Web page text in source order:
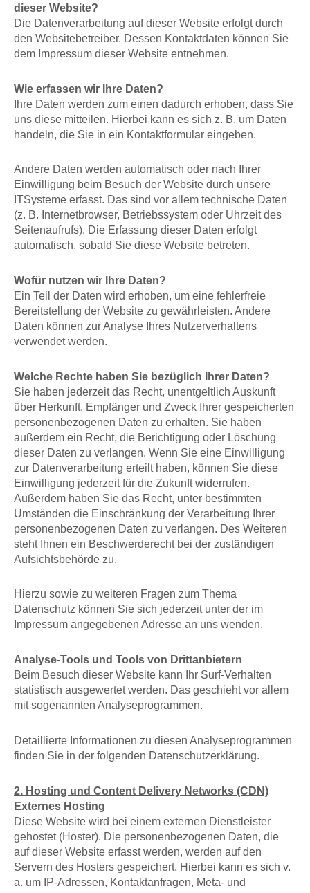
dieser Website?
Die Datenverarbeitung auf dieser Website erfolgt durch
den Websitebetreiber. Dessen Kontaktdaten können Sie
dem Impressum dieser Website entnehmen.
Wie erfassen wir Ihre Daten?
Ihre Daten werden zum einen dadurch erhoben, dass Sie
uns diese mitteilen. Hierbei kann es sich z. B. um Daten
handeln, die Sie in ein Kontaktformular eingeben.
Andere Daten werden automatisch oder nach Ihrer
Einwilligung beim Besuch der Website durch unsere
ITSysteme erfasst. Das sind vor allem technische Daten
(z. B. Internetbrowser, Betriebssystem oder Uhrzeit des
Seitenaufrufs). Die Erfassung dieser Daten erfolgt
automatisch, sobald Sie diese Website betreten.
Wofür nutzen wir Ihre Daten?
Ein Teil der Daten wird erhoben, um eine fehlerfreie
Bereitstellung der Website zu gewährleisten. Andere
Daten können zur Analyse Ihres Nutzerverhaltens
verwendet werden.
Welche Rechte haben Sie bezüglich Ihrer Daten?
Sie haben jederzeit das Recht, unentgeltlich Auskunft
über Herkunft, Empfänger und Zweck Ihrer gespeicherten
personenbezogenen Daten zu erhalten. Sie haben
außerdem ein Recht, die Berichtigung oder Löschung
dieser Daten zu verlangen. Wenn Sie eine Einwilligung
zur Datenverarbeitung erteilt haben, können Sie diese
Einwilligung jederzeit für die Zukunft widerrufen.
Außerdem haben Sie das Recht, unter bestimmten
Umständen die Einschränkung der Verarbeitung Ihrer
personenbezogenen Daten zu verlangen. Des Weiteren
steht Ihnen ein Beschwerderecht bei der zuständigen
Aufsichtsbehörde zu.
Hierzu sowie zu weiteren Fragen zum Thema
Datenschutz können Sie sich jederzeit unter der im
Impressum angegebenen Adresse an uns wenden.
Analyse-Tools und Tools von Drittanbietern
Beim Besuch dieser Website kann Ihr Surf-Verhalten
statistisch ausgewertet werden. Das geschieht vor allem
mit sogenannten Analyseprogrammen.
Detaillierte Informationen zu diesen Analyseprogrammen
finden Sie in der folgenden Datenschutzerklärung.
2. Hosting und Content Delivery Networks (CDN)
Externes Hosting
Diese Website wird bei einem externen Dienstleister
gehostet (Hoster). Die personenbezogenen Daten, die
auf dieser Website erfasst werden, werden auf den
Servern des Hosters gespeichert. Hierbei kann es sich v.
a. um IP-Adressen, Kontaktanfragen, Meta- und